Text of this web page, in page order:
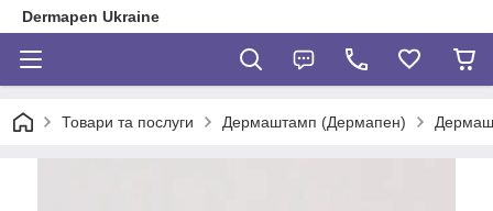
Dermapen Ukraine
Товари та послуги Дермаштамп (Дермапен)